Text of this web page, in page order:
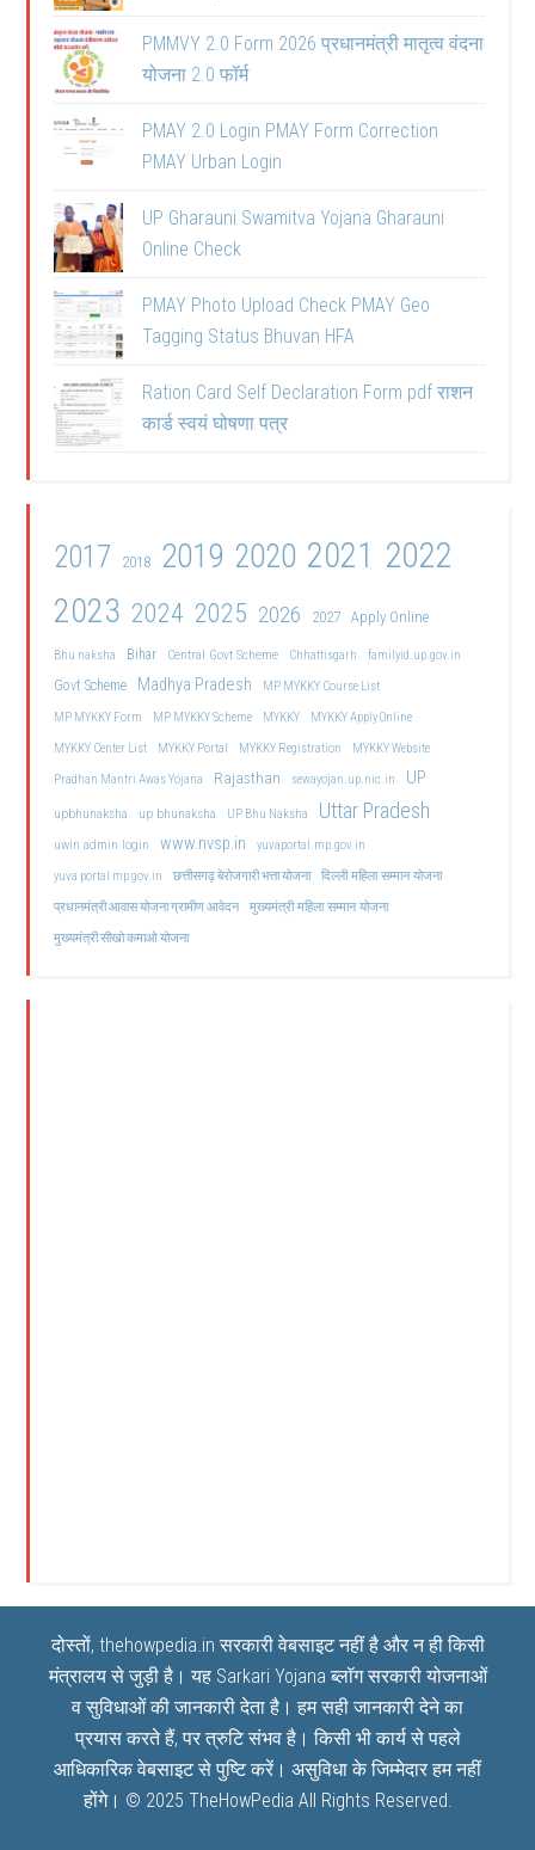
PMMVY 2.0 Form 2026 प्रधानमंत्री मातृत्व वंदना
योजना 2.0 फॉर्म
PMAY 2.0 Login PMAY Form Correction
PMAY Urban Login
UP Gharauni Swamitva Yojana Gharauni
Online Check
PMAY Photo Upload Check PMAY Geo
Tagging Status Bhuvan HFA
Ration Card Self Declaration Form pdf राशन
कार्ड स्वयं घोषणा पत्र
2017 2018 2019 2020 2021 2022
2023 2024 2025 2026 2027 Apply Online
Bhu naksha Bihar Central Govt Scheme Chhattisgarh familyid.up.gov.in
Govt Scheme Madhya Pradesh
MP MYKKY Course List
MP MYKKY Form
MP MYKKY Scheme MYKKY
MYKKY Apply Online
MYKKY Center List
MYKKY Portal MYKKY Registration
MYKKY Website
Pradhan Mantri Awas Yojana
Rajasthan sewayojan.up.nic.in UP
upbhunaksha up bhunaksha UP Bhu Naksha Uttar Pradesh
uwin admin login www.nvsp.in
yuvaportal.mp.gov.in
yuva portal mp gov.in
छत्तीसगढ़ बेरोजगारी भत्ता योजना दिल्ली महिला सम्मान योजना
प्रधानमंत्री आवास योजना ग्रामीण आवेदन मुख्यमंत्री महिला सम्मान योजना
मुख्यमंत्री सीखो कमाओ योजना
दोस्तों, thehowpedia.in सरकारी वेबसाइट नहीं है और न ही किसी
मंत्रालय से जुड़ी है। यह Sarkari Yojana ब्लॉग सरकारी योजनाओं
व सुविधाओं की जानकारी देता है। हम सही जानकारी देने का
प्रयास करते हैं, पर त्रुटि संभव है। किसी भी कार्य से पहले
आधिकारिक वेबसाइट से पुष्टि करें। असुविधा के जिम्मेदार हम नहीं
होंगे। © 2025 TheHowPedia All Rights Reserved.